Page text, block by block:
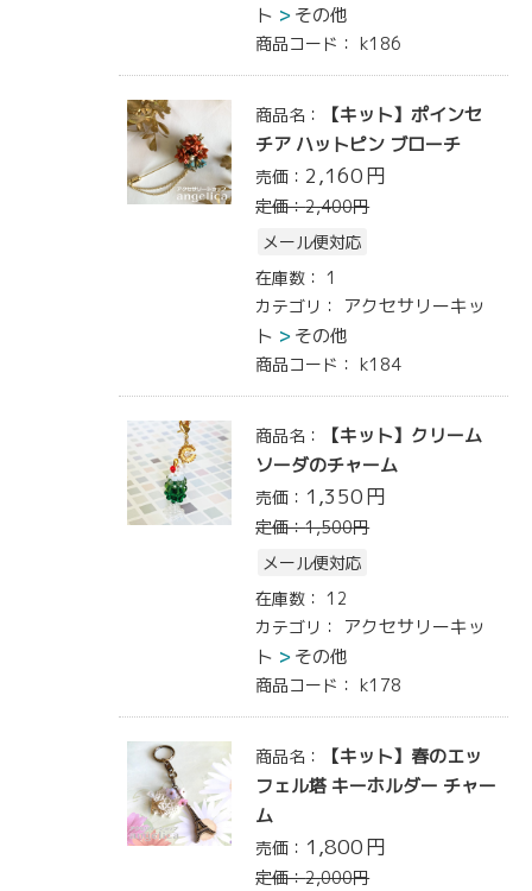
ト
その他
商品コード： k186
商品名：
【キット】ポインセ
チア ハットピン ブローチ
売価： 2,160円
定価：2,400円
メール便対応
在庫数： 1
カテゴリ：
アクセサリーキッ
ト
その他
商品コード： k184
商品名：
【キット】クリーム
ソーダのチャーム
売価： 1,350円
定価：1,500円
メール便対応
在庫数： 12
カテゴリ：
アクセサリーキッ
ト
その他
商品コード： k178
商品名：
【キット】春のエッ
フェル塔 キーホルダー チャー
ム
売価： 1,800円
定価：2,000円